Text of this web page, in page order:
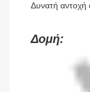
Δυνατή αντοχή
Δομή: